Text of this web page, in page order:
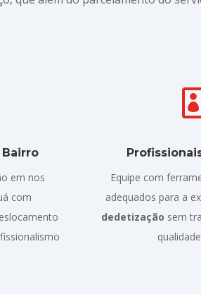
em nos
com
Equipe com
adequados para a
dedetização sem